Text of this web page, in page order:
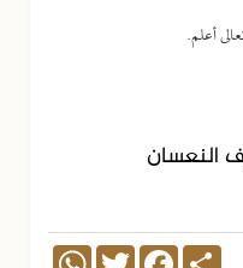
أعلم.
النعسان
Share
Facebook
Twitter
WhatsApp